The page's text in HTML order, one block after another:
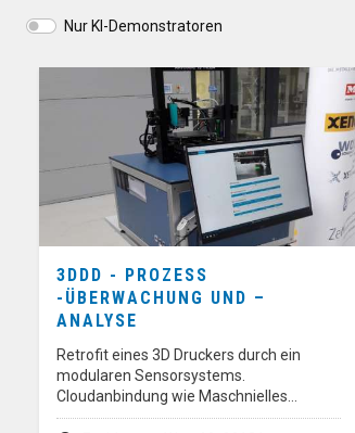
Nur KI-Demonstratoren
3DDD - PROZESS
-ÜBERWACHUNG UND –
ANALYSE
Retrofit eines 3D Druckers durch ein
modularen Sensorsystems.
Cloudanbindung wie Maschnielles…